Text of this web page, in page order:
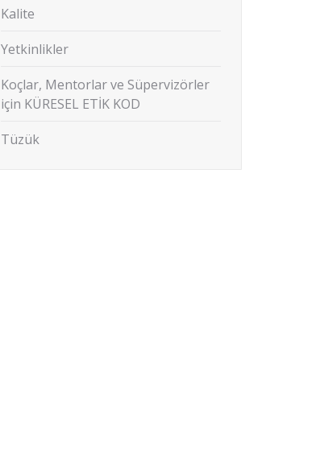
Kalite
Yetkinlikler
Koçlar, Mentorlar ve Süpervizörler
için KÜRESEL ETİK KOD
Tüzük